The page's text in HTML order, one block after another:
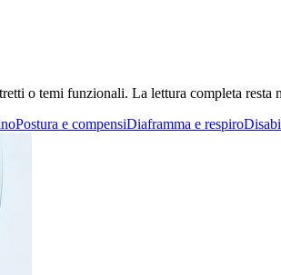
o temi funzionali. La lettura completa resta
Postura e compensiDiaframma e respiro